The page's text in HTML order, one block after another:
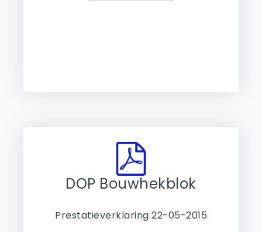
DOP Bouwhekblok
Prestatieverklaring 22-05-2015